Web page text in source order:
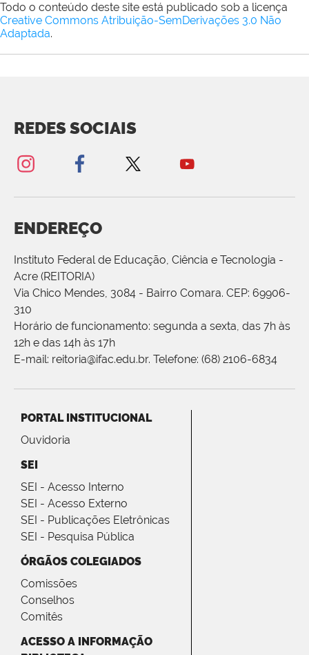
Todo o conteúdo deste site está publicado sob a licença
Creative Commons Atribuição-SemDerivações 3.0 Não
Adaptada.
REDES SOCIAIS
ENDEREÇO
Instituto Federal de Educação, Ciência e Tecnologia -
Acre (REITORIA)
Via Chico Mendes, 3084 - Bairro Comara. CEP: 69906-
310
Horário de funcionamento: segunda a sexta, das 7h às
12h e das 14h às 17h
E-mail: reitoria@ifac.edu.br. Telefone: (68) 2106-6834
PORTAL INSTITUCIONAL
Ouvidoria
SEI
SEI - Acesso Interno
SEI - Acesso Externo
SEI - Publicações Eletrônicas
SEI - Pesquisa Pública
ÓRGÃOS COLEGIADOS
Comissões
Conselhos
Comitês
ACESSO A INFORMAÇÃO